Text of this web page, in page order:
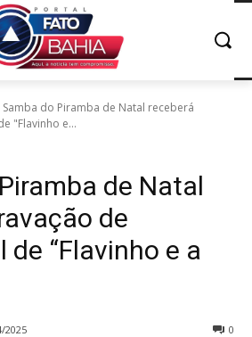
Samba do Piramba de Natal receberá
"Flavinho e...
de Natal
de
de “Flavinho e a
2025 0